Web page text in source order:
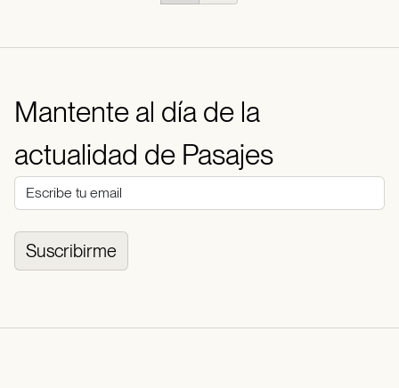
Mantente al día de la
actualidad de Pasajes
Suscribirme